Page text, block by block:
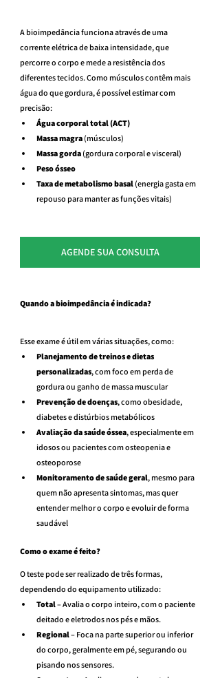
A bioimpedância funciona através de uma
corrente elétrica de baixa intensidade, que
percorre o corpo e mede a resistência dos
diferentes tecidos. Como músculos contêm mais
água do que gordura, é possível estimar com
precisão:
Água corporal total (ACT)
Massa magra (músculos)
Massa gorda (gordura corporal e visceral)
Peso ósseo
Taxa de metabolismo basal (energia gasta em
repouso para manter as funções vitais)
AGENDE SUA CONSULTA
Quando a bioimpedância é indicada?
Esse exame é útil em várias situações, como:
Planejamento de treinos e dietas
personalizadas, com foco em perda de
gordura ou ganho de massa muscular
Prevenção de doenças, como obesidade,
diabetes e distúrbios metabólicos
Avaliação da saúde óssea, especialmente em
idosos ou pacientes com osteopenia e
osteoporose
Monitoramento de saúde geral, mesmo para
quem não apresenta sintomas, mas quer
entender melhor o corpo e evoluir de forma
saudável
Como o exame é feito?
O teste pode ser realizado de três formas,
dependendo do equipamento utilizado:
Total – Avalia o corpo inteiro, com o paciente
deitado e eletrodos nos pés e mãos.
Regional – Foca na parte superior ou inferior
do corpo, geralmente em pé, segurando ou
pisando nos sensores.